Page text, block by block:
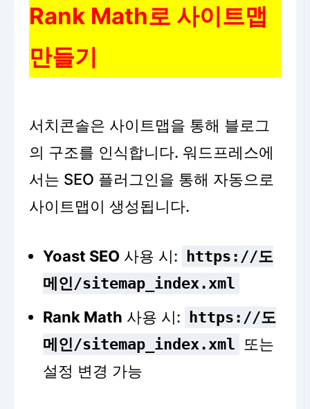
Rank Math로 사이트맵
만들기
서치콘솔은 사이트맵을 통해 블로그
의 구조를 인식합니다. 워드프레스에
서는 SEO 플러그인을 통해 자동으로
사이트맵이 생성됩니다.
Yoast SEO 사용 시:
https://도
메인/sitemap_index.xml
Rank Math 사용 시:
https://도
메인/sitemap_index.xml
또는
설정 변경 가능